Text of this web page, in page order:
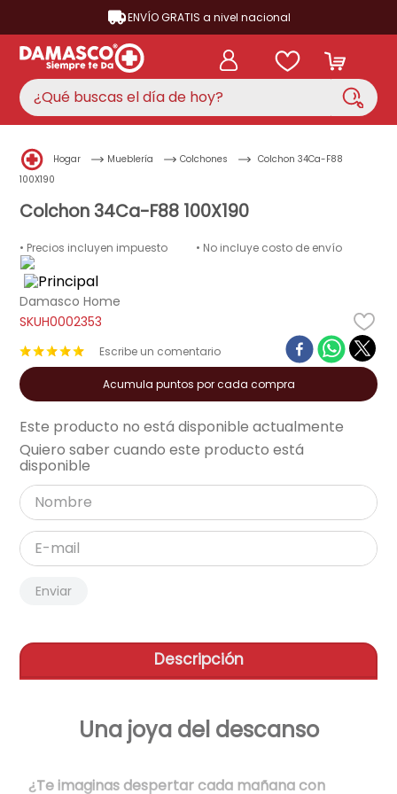
ENVÍO GRATIS a nivel nacional
¿Qué buscas el día de hoy?
Hogar Mueblería Colchones
Colchon 34Ca-F88
100X190
Colchon 34Ca-F88 100X190
• Precios incluyen impuesto • No incluye costo de envío
Damasco Home
H0002353
★★★★★
Acumula puntos por cada compra
Este producto no está disponible actualmente
Quiero saber cuando este producto está
disponible
Enviar
Descripción
Una joya del descanso
¿Te imaginas despertar cada mañana con
TÉRMINOS MÁS BUSCADOS
1.
2. nevera
lavadora
5. ventilador
neveras
7. televisor
licuadora
9. aire-acondicionado
10. tv